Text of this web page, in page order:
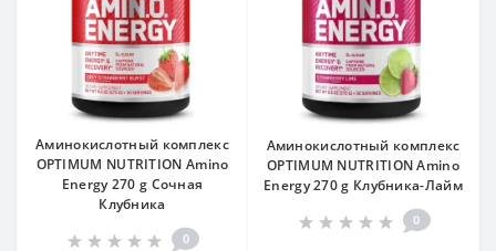
Аминокислотный комплекс
OPTIMUM NUTRITION Amino
Energy 270 g Сочная
Клубника
0
Аминокислотный комплекс
OPTIMUM NUTRITION Amino
Energy 270 g Клубника-Лайм
0